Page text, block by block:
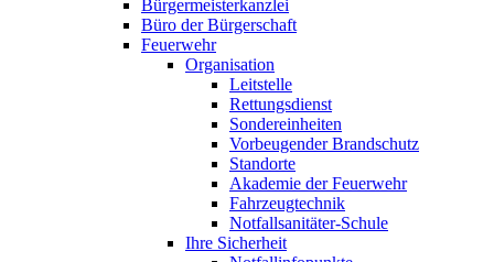
Bürgermeisterkanzlei
Büro der Bürgerschaft
Feuerwehr
Organisation
Leitstelle
Rettungsdienst
Sondereinheiten
Vorbeugender Brandschutz
Standorte
Akademie der Feuerwehr
Fahrzeugtechnik
Notfallsanitäter-Schule
Ihre Sicherheit